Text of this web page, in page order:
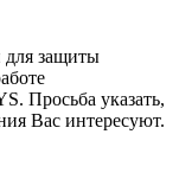
для защиты
Просьба указать,
Вас интересуют.